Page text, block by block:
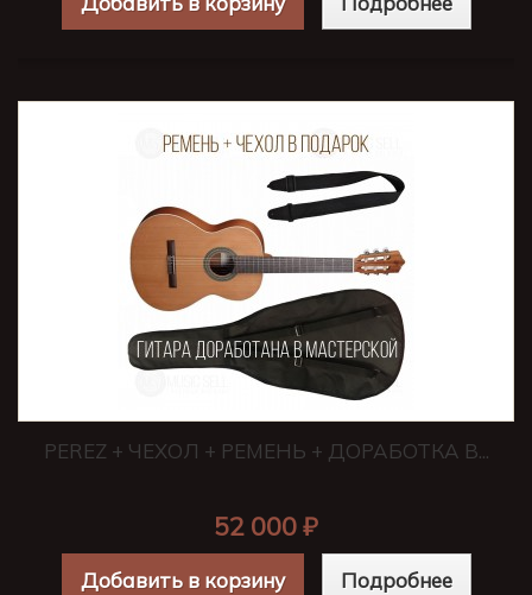
PEREZ + ЧЕХОЛ + РЕМЕНЬ + ДОРАБОТКА В...
52 000 ₽
Добавить в корзину Подробнее